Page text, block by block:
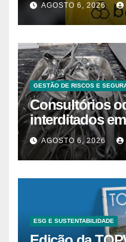
AGOSTO 6, 2026
GESTÃO DE RISCOS E
Consultórios
interditados
superam 2025
AGOSTO 6, 2026
ESG E SUSTENTABILIDADE